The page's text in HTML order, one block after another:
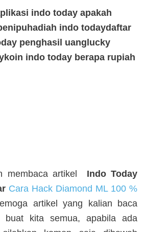
indo today apakah
hadiah indo todaydaftar
penghasil uanglucky
koin indo today berapa rupiah
membaca artikel
Indo Today
Cara Hack Diamond ML 100 %
artikel yang kalian baca
buat kita semua, apabila ada